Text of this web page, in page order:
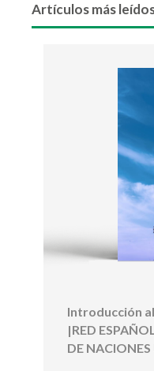
Artículos más
Introducción
|RED
DE